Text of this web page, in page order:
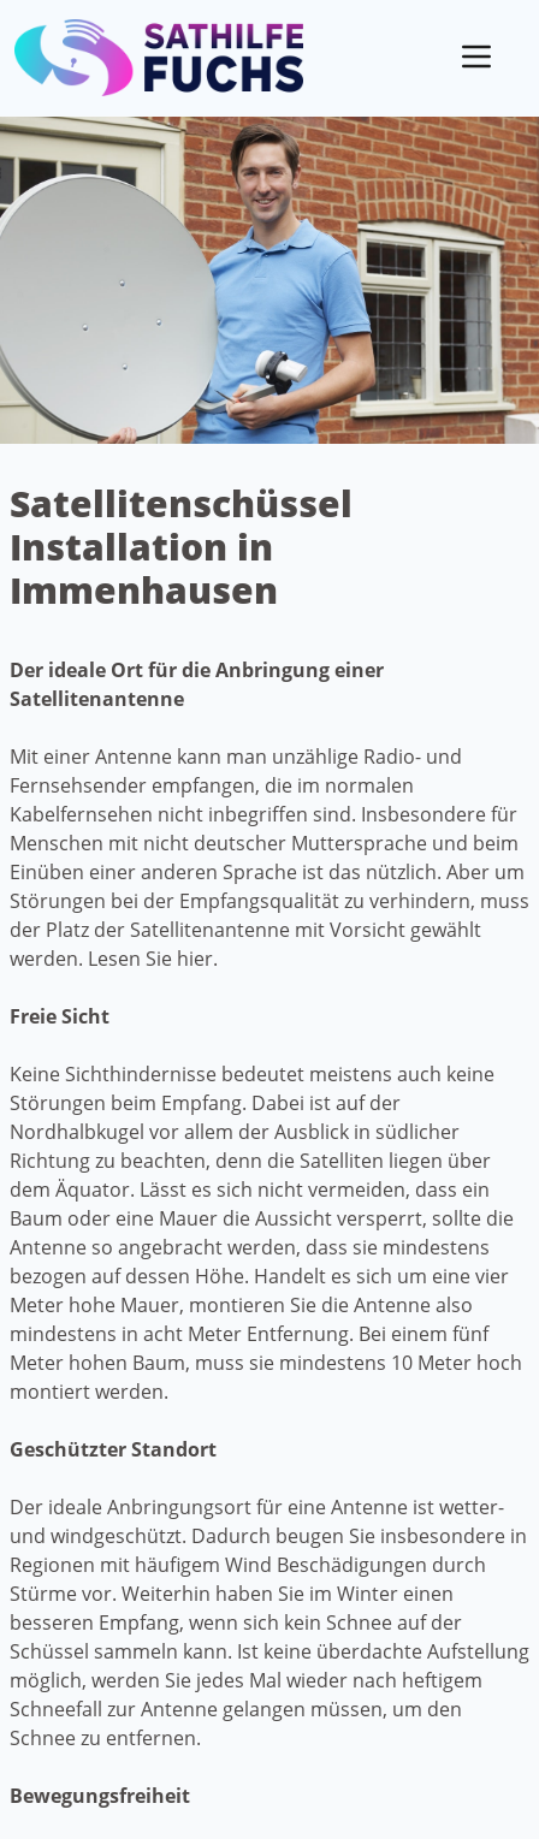
Satellitenschüssel
Installation in
Immenhausen
Der ideale Ort für die Anbringung einer
Satellitenantenne
Mit einer Antenne kann man unzählige Radio- und
Fernsehsender empfangen, die im normalen
Kabelfernsehen nicht inbegriffen sind. Insbesondere für
Menschen mit nicht deutscher Muttersprache und beim
Einüben einer anderen Sprache ist das nützlich. Aber um
Störungen bei der Empfangsqualität zu verhindern, muss
der Platz der Satellitenantenne mit Vorsicht gewählt
werden. Lesen Sie hier.
Freie Sicht
Keine Sichthindernisse bedeutet meistens auch keine
Störungen beim Empfang. Dabei ist auf der
Nordhalbkugel vor allem der Ausblick in südlicher
Richtung zu beachten, denn die Satelliten liegen über
dem Äquator. Lässt es sich nicht vermeiden, dass ein
Baum oder eine Mauer die Aussicht versperrt, sollte die
Antenne so angebracht werden, dass sie mindestens
bezogen auf dessen Höhe. Handelt es sich um eine vier
Meter hohe Mauer, montieren Sie die Antenne also
mindestens in acht Meter Entfernung. Bei einem fünf
Meter hohen Baum, muss sie mindestens 10 Meter hoch
montiert werden.
Geschützter Standort
Der ideale Anbringungsort für eine Antenne ist wetter-
und windgeschützt. Dadurch beugen Sie insbesondere in
Regionen mit häufigem Wind Beschädigungen durch
Stürme vor. Weiterhin haben Sie im Winter einen
besseren Empfang, wenn sich kein Schnee auf der
Schüssel sammeln kann. Ist keine überdachte Aufstellung
möglich, werden Sie jedes Mal wieder nach heftigem
Schneefall zur Antenne gelangen müssen, um den
Schnee zu entfernen.
Bewegungsfreiheit